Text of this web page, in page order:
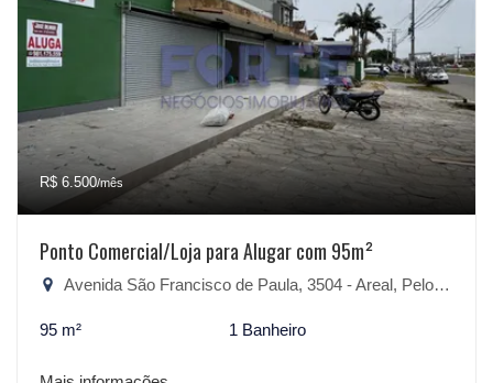
R$ 6.500/mês
Ponto Comercial/Loja para Alugar com 95m²
Avenida São Francisco de Paula, 3504 - Areal, Pelotas-RS
95 m² 1 Banheiro